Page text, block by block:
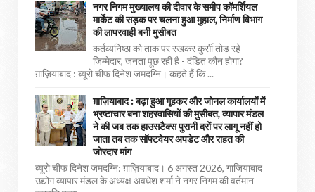
नगर निगम मुख्यालय की दीवार के समीप कॉमर्शियल
मार्केट की सड़क पर चलना हुआ मुहाल, निर्माण विभाग
की लापरवाही बनी मुसीबत
कर्तव्यनिष्ठा को ताक पर रखकर कुर्सी तोड़ रहे
जिम्मेदार, जनता पूछ रही है - दंडित कौन होगा?
ग़ाज़ियाबाद : ब्यूरो चीफ दिनेश जमदग्नि। कहते हैं कि ...
ग़ाज़ियाबाद : बढ़ा हुआ गृहकर और जोनल कार्यालयों में
भ्रष्टाचार बना शहरवासियों की मुसीबत, व्यापार मंडल
ने की जब तक हाउसटैक्स पुरानी दरों पर लागू नहीं हो
जाता तब तक सॉफ्टवेयर अपडेट और राहत की
जोरदार मांग
ब्यूरो चीफ दिनेश जमदग्नि: ग़ाज़ियाबाद। 6 अगस्त 2026, गाजियाबाद
उद्योग व्यापार मंडल के अध्यक्ष अवधेश शर्मा ने नगर निगम की वर्तमान